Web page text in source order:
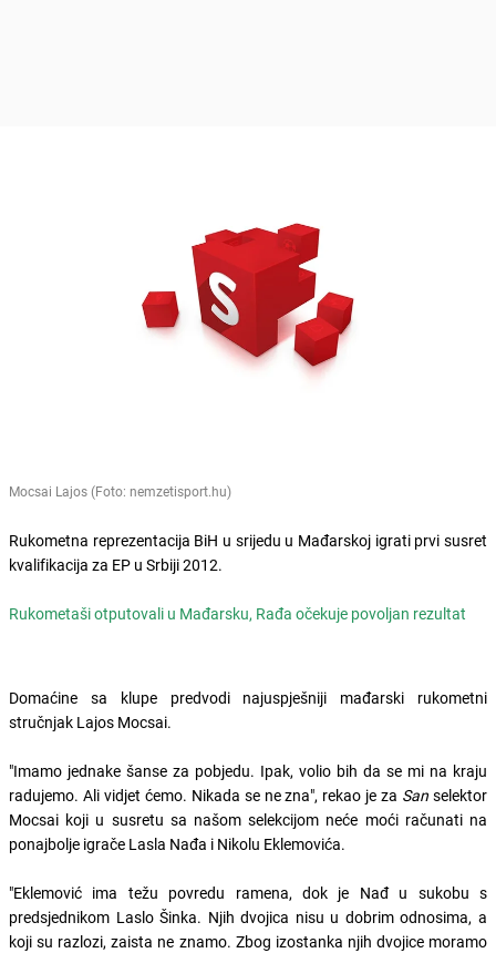
Mocsai Lajos (Foto: nemzetisport.hu)
Rukometna reprezentacija BiH u srijedu u Mađarskoj igrati prvi susret
kvalifikacija za EP u Srbiji 2012.
Rukometaši otputovali u Mađarsku, Rađa očekuje povoljan rezultat
Domaćine sa klupe predvodi najuspješniji mađarski rukometni
stručnjak Lajos Mocsai.
"Imamo jednake šanse za pobjedu. Ipak, volio bih da se mi na kraju
radujemo. Ali vidjet ćemo. Nikada se ne zna", rekao je za San selektor
Mocsai koji u susretu sa našom selekcijom neće moći računati na
ponajbolje igrače Lasla Nađa i Nikolu Eklemovića.
"Eklemović ima težu povredu ramena, dok je Nađ u sukobu s
predsjednikom Laslo Šinka. Njih dvojica nisu u dobrim odnosima, a
koji su razlozi, zaista ne znamo. Zbog izostanka njih dvojice moramo